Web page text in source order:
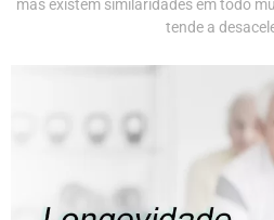
mas existem similaridades em todo
tende a